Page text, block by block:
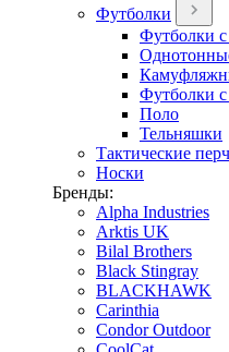
Футболки
Футболки
Футболки
Поло
Тельняшки
Тактические
Носки
Бренды:
Alpha Industries
Arktis UK
Bilal Brothers
Black Stingray
BLACKHAWK
Carinthia
Condor Outdoor